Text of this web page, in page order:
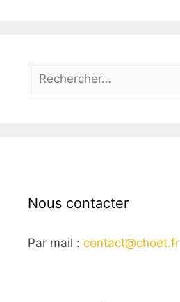
Rechercher :
Nous contacter
Par mail : contact@choet.fr